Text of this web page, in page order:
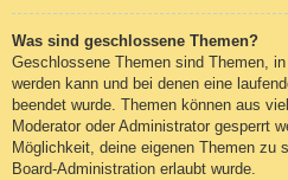
Was sind geschlossene Themen?
Geschlossene Themen sind Themen,
werden kann und bei denen eine
beendet wurde. Themen können aus
Moderator oder Administrator gesperrt
Möglichkeit, deine eigenen Themen zu
Board-Administration erlaubt wurde.